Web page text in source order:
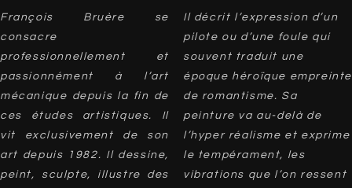
François Bruère se
consacre
professionnellement et
passionnément à l’art
mécanique depuis la fin de
ces études artistiques. Il
vit exclusivement de son
art depuis 1982. Il dessine,
peint, sculpte, illustre des
Il décrit l’expression d’un
pilote ou d’une foule qui
souvent traduit une
époque héroïque empreinte
de romantisme. Sa
peinture va au-delà de
l’hyper réalisme et exprime
le tempérament, les
vibrations que l’on ressent